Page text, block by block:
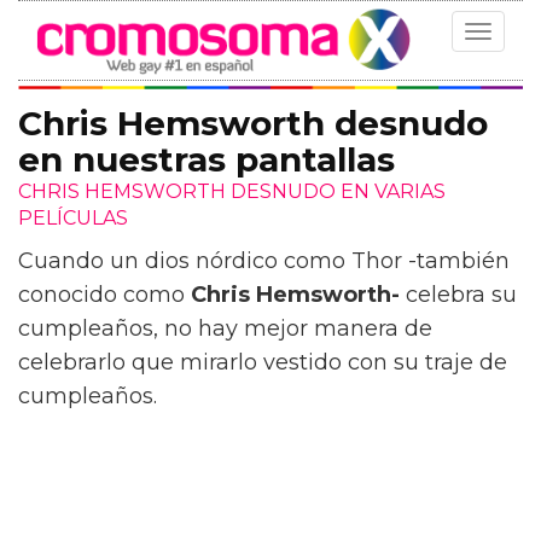
Toggle
Chris Hemsworth desnudo
en nuestras pantallas
CHRIS HEMSWORTH DESNUDO EN VARIAS
PELÍCULAS
Cuando un dios nórdico como Thor -también
conocido como Chris Hemsworth- celebra su
cumpleaños, no hay mejor manera de
celebrarlo que mirarlo vestido con su traje de
cumpleaños.